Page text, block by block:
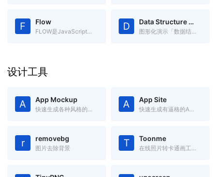
F Flow
FLOW是JavaScript的静态类型检查器 D Data Structure Visualizations
图形化演示「数据结构」，更容易理解数据结构。
设计工具
A App Mockup
快速生成各种风格的App Store截图 A App Site
快速生成有逼格的App官网(Landing Page)
r removebg
图片去除背景 T Toonme
在线照片转卡通画工具-Toonme